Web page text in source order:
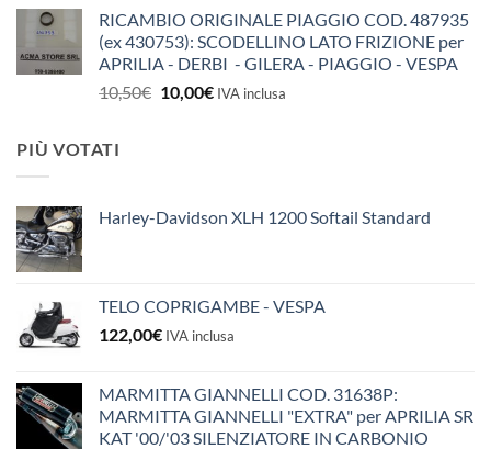
RICAMBIO ORIGINALE PIAGGIO COD. 487935
(ex 430753): SCODELLINO LATO FRIZIONE per
APRILIA - DERBI - GILERA - PIAGGIO - VESPA
10,50€ Il
10,00€IlIVA inclusa
PIÙ VOTATI
Harley-Davidson XLH 1200 Softail Standard
TELO COPRIGAMBE - VESPA
122,00€ IVA inclusa
MARMITTA GIANNELLI COD. 31638P:
MARMITTA GIANNELLI "EXTRA" per APRILIA SR
KAT '00/'03 SILENZIATORE IN CARBONIO